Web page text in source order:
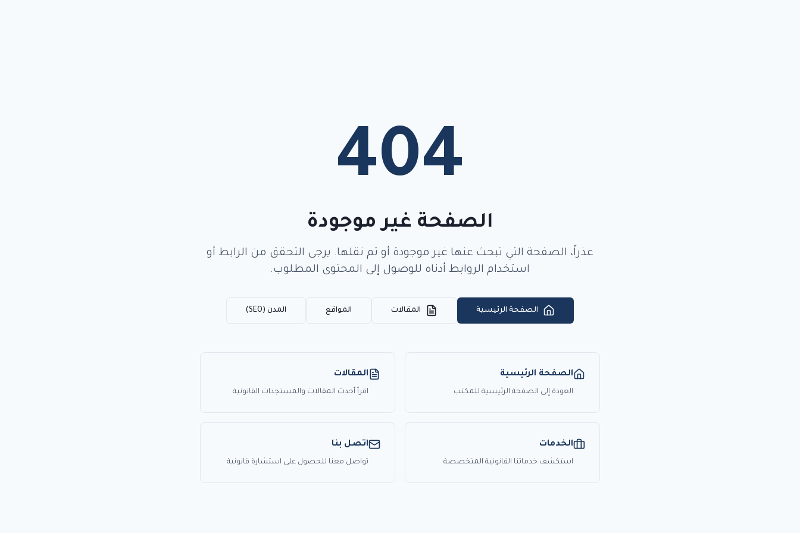
404
الصفحة غير موجودة
عذراً، الصفحة التي تبحث عنها غير موجودة أو تم نقلها. يرجى التحقق من الرابط أو
استخدام الروابط أدناه للوصول إلى المحتوى المطلوب.
الصفحة الرئيسية المقالات المواقع المدن (SEO)
الصفحة الرئيسية
العودة إلى الصفحة الرئيسية للمكتب
المقالات
اقرأ أحدث المقالات والمستجدات القانونية
الخدمات
استكشف خدماتنا القانونية المتخصصة
اتصل بنا
تواصل معنا للحصول على استشارة قانونية